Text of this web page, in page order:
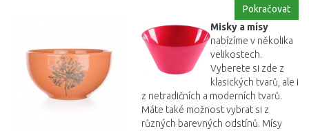
Pokračovat
Misky a mísy
nabízíme v několika
velikostech.
Vyberete si zde z
klasických tvarů, ale i
z netradičních a moderních tvarů.
Máte také možnost vybrat si z
různých barevných odstínů. Mísy